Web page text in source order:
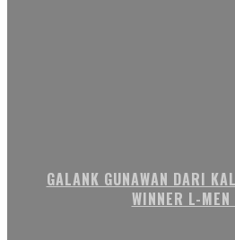
GALANK GUNAWAN DARI
WINNER L-